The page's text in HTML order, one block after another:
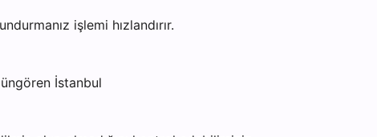
işlemi hızlandırır.
İstanbul